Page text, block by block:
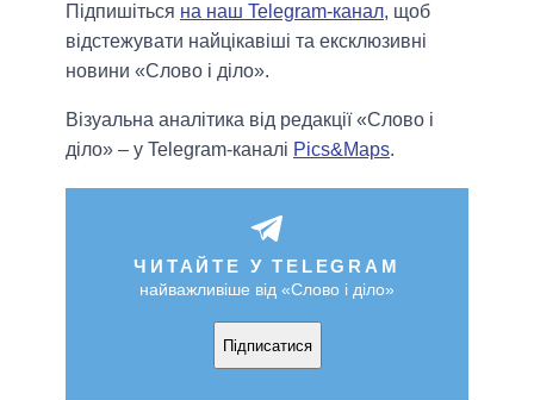
Підпишіться на наш Telegram-канал, щоб
відстежувати найцікавіші та ексклюзивні
новини «Слово і діло».
Візуальна аналітика від редакції «Слово і
діло» – у Telegram-каналі Pics&Maps.
ЧИТАЙТЕ У TELEGRAM
найважливіше від «Слово і діло»
Підписатися